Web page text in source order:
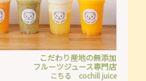
こだわり産地の無添加
フルーツジュース専門店
こちる cochill juice